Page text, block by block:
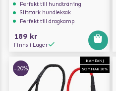
Perfekt till hundträning
Slitstark hundleksak
Perfekt till dragkamp
189 kr
Finns i Lager
KAMPANJ
SOMMAR 20%
-20%